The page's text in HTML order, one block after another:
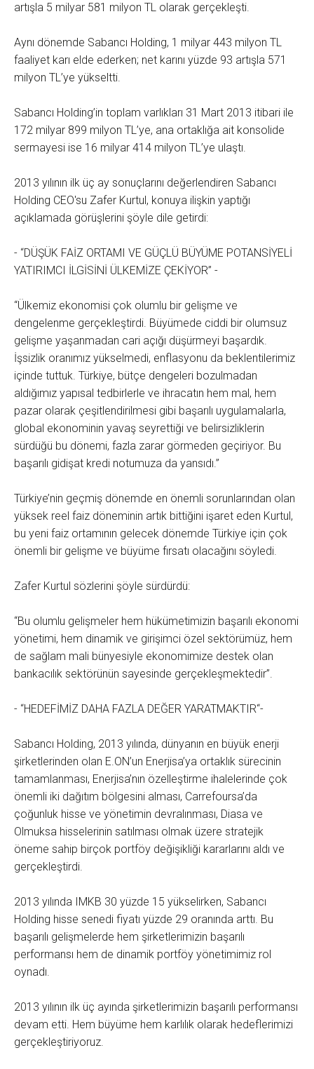
artışla 5 milyar 581 milyon TL olarak gerçekleşti.
Aynı dönemde Sabancı Holding, 1 milyar 443 milyon TL
faaliyet karı elde ederken; net karını yüzde 93 artışla 571
milyon TL’ye yükseltti.
Sabancı Holding’in toplam varlıkları 31 Mart 2013 itibari ile
172 milyar 899 milyon TL’ye, ana ortaklığa ait konsolide
sermayesi ise 16 milyar 414 milyon TL’ye ulaştı.
2013 yılının ilk üç ay sonuçlarını değerlendiren Sabancı
Holding CEO'su Zafer Kurtul, konuya ilişkin yaptığı
açıklamada görüşlerini şöyle dile getirdi:
- “DÜŞÜK FAİZ ORTAMI VE GÜÇLÜ BÜYÜME POTANSİYELİ
YATIRIMCI İLGİSİNİ ÜLKEMİZE ÇEKİYOR” -
“Ülkemiz ekonomisi çok olumlu bir gelişme ve
dengelenme gerçekleştirdi. Büyümede ciddi bir olumsuz
gelişme yaşanmadan cari açığı düşürmeyi başardık.
İşsizlik oranımız yükselmedi, enflasyonu da beklentilerimiz
içinde tuttuk. Türkiye, bütçe dengeleri bozulmadan
aldığımız yapısal tedbirlerle ve ihracatın hem mal, hem
pazar olarak çeşitlendirilmesi gibi başarılı uygulamalarla,
global ekonominin yavaş seyrettiği ve belirsizliklerin
sürdüğü bu dönemi, fazla zarar görmeden geçiriyor. Bu
başarılı gidişat kredi notumuza da yansıdı.”
Türkiye’nin geçmiş dönemde en önemli sorunlarından olan
yüksek reel faiz döneminin artık bittiğini işaret eden Kurtul,
bu yeni faiz ortamının gelecek dönemde Türkiye için çok
önemli bir gelişme ve büyüme fırsatı olacağını söyledi.
Zafer Kurtul sözlerini şöyle sürdürdü:
“Bu olumlu gelişmeler hem hükümetimizin başarılı ekonomi
yönetimi, hem dinamik ve girişimci özel sektörümüz, hem
de sağlam mali bünyesiyle ekonomimize destek olan
bankacılık sektörünün sayesinde gerçekleşmektedir”.
- “HEDEFİMİZ DAHA FAZLA DEĞER YARATMAKTIR“-
Sabancı Holding, 2013 yılında, dünyanın en büyük enerji
şirketlerinden olan E.ON’un Enerjisa’ya ortaklık sürecinin
tamamlanması, Enerjisa’nın özelleştirme ihalelerinde çok
önemli iki dağıtım bölgesini alması, Carrefoursa’da
çoğunluk hisse ve yönetimin devralınması, Diasa ve
Olmuksa hisselerinin satılması olmak üzere stratejik
öneme sahip birçok portföy değişikliği kararlarını aldı ve
gerçekleştirdi.
2013 yılında IMKB 30 yüzde 15 yükselirken, Sabancı
Holding hisse senedi fiyatı yüzde 29 oranında arttı. Bu
başarılı gelişmelerde hem şirketlerimizin başarılı
performansı hem de dinamik portföy yönetimimiz rol
oynadı.
2013 yılının ilk üç ayında şirketlerimizin başarılı performansı
devam etti. Hem büyüme hem karlılık olarak hedeflerimizi
gerçekleştiriyoruz.